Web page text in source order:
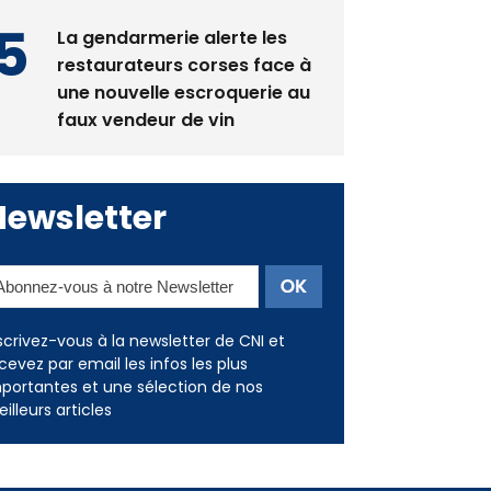
La gendarmerie alerte les
restaurateurs corses face à
une nouvelle escroquerie au
faux vendeur de vin
vous à la newsletter de CNI et
par email les infos les plus
et une sélection de nos
articles